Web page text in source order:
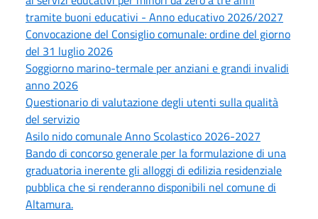
tramite buoni educativi - Anno educativo 2026/2027
Convocazione del Consiglio comunale: ordine del giorno
del 31 luglio 2026
Soggiorno marino-termale per anziani e grandi invalidi
anno 2026
Questionario di valutazione degli utenti sulla qualità
del servizio
Asilo nido comunale Anno Scolastico 2026-2027
Bando di concorso generale per la formulazione di una
graduatoria inerente gli alloggi di edilizia residenziale
pubblica che si renderanno disponibili nel comune di
Altamura.